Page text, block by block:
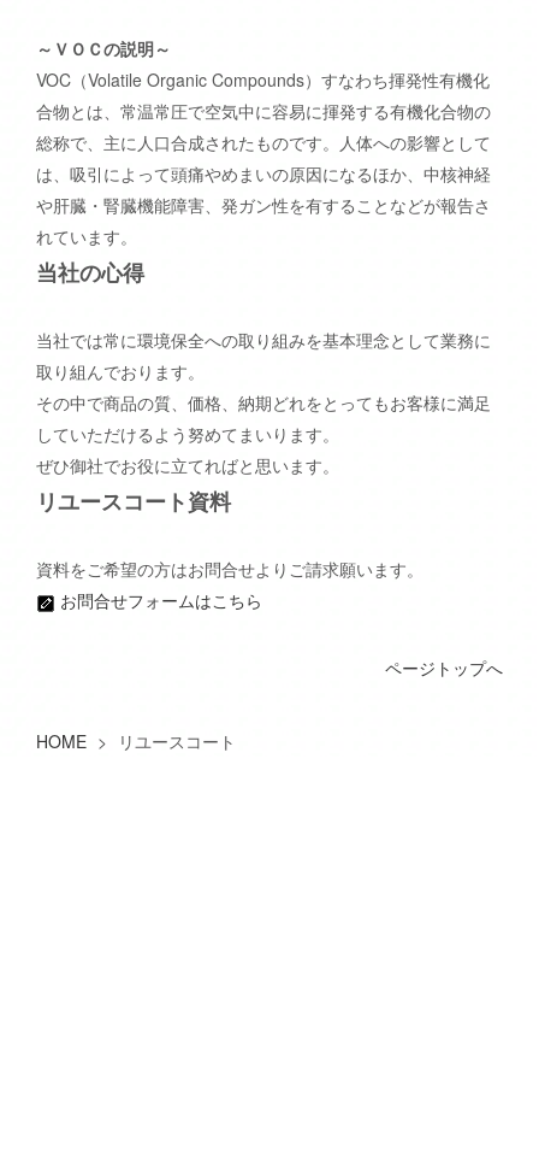
～ＶＯＣの説明～
VOC（Volatile Organic Compounds）すなわち揮発性有機化
合物とは、常温常圧で空気中に容易に揮発する有機化合物の
総称で、主に人口合成されたものです。人体への影響として
は、吸引によって頭痛やめまいの原因になるほか、中核神経
や肝臓・腎臓機能障害、発ガン性を有することなどが報告さ
れています。
当社の心得
当社では常に環境保全への取り組みを基本理念として業務に
取り組んでおります。
その中で商品の質、価格、納期どれをとってもお客様に満足
していただけるよう努めてまいります。
ぜひ御社でお役に立てればと思います。
リユースコート資料
資料をご希望の方はお問合せよりご請求願います。
お問合せフォームはこちら
ページトップへ
HOME > リユースコート